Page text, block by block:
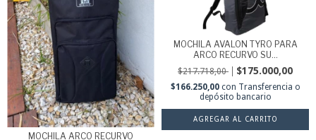
MOCHILA ARCO RECURVO
MOCHILA AVALON TYRO PARA
ARCO RECURVO SU...
$217.718,00 $175.000,00
$166.250,00 con Transferencia o
depósito bancario
AGREGAR AL CARRITO